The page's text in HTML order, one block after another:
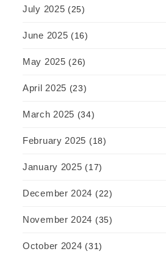
July 2025 (25)
June 2025 (16)
May 2025 (26)
April 2025 (23)
March 2025 (34)
February 2025 (18)
January 2025 (17)
December 2024 (22)
November 2024 (35)
October 2024 (31)